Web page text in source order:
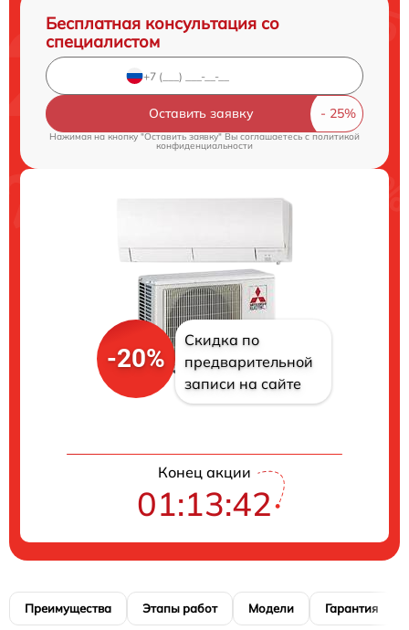
Бесплатная консультация со
специалистом
Оставить заявку
Нажимая на кнопку "Оставить заявку" Вы соглашаетесь c политикой
конфиденциальности
-20%
Скидка по
предварительной
записи на сайте
Конец акции
01:13:41
Преимущества Этапы работ Модели Гарантия